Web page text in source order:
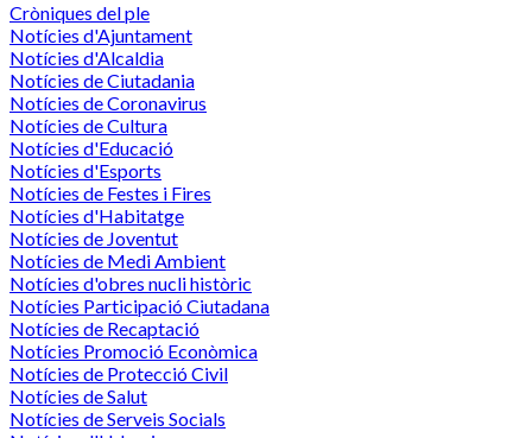
Cròniques del ple
Notícies d'Ajuntament
Notícies d'Alcaldia
Notícies de Ciutadania
Notícies de Coronavirus
Notícies de Cultura
Notícies d'Educació
Notícies d'Esports
Notícies de Festes i Fires
Notícies d'Habitatge
Notícies de Joventut
Notícies de Medi Ambient
Notícies d'obres nucli històric
Notícies Participació Ciutadana
Notícies de Recaptació
Notícies Promoció Econòmica
Notícies de Protecció Civil
Notícies de Salut
Notícies de Serveis Socials